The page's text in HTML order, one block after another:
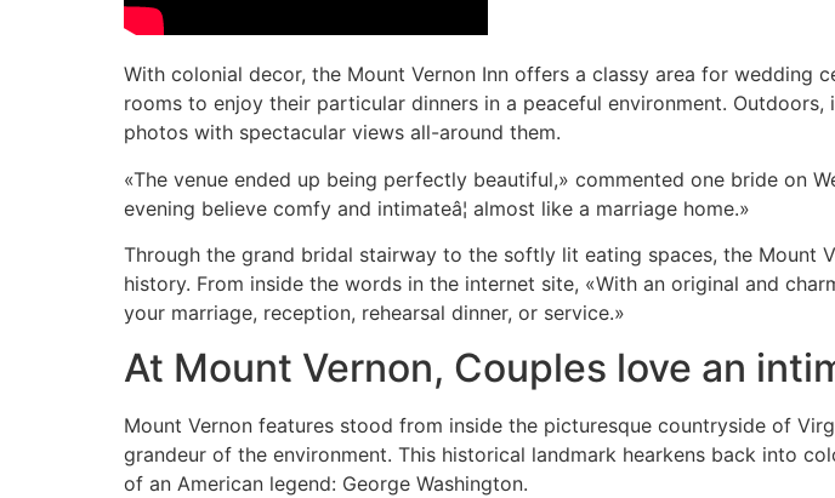
With colonial decor, the Mount Vernon Inn offers a classy area for
rooms to enjoy their particular dinners in a peaceful environment.
photos with spectacular views all-around them.
«The venue ended up being perfectly beautiful,» commented one bride on
evening believe comfy and intimateâ¦ almost like a marriage home.»
Through the grand bridal stairway to the softly lit eating spaces, the Mount
history. From inside the words in the internet site, «With an original and
your marriage, reception, rehearsal dinner, or service.»
At Mount Vernon, Couples love an
Mount Vernon features stood from inside the picturesque countryside of
grandeur of the environment. This historical landmark hearkens back into
of an American legend: George Washington.